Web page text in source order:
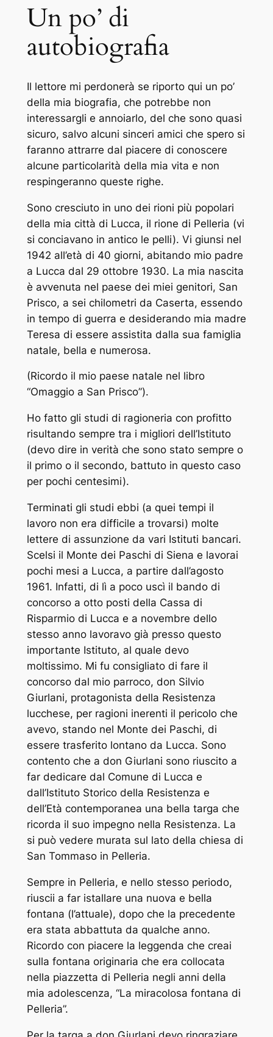
Un po’ di
autobiografia
Il lettore mi perdonerà se riporto qui un po’
della mia biografia, che potrebbe non
interessargli e annoiarlo, del che sono quasi
sicuro, salvo alcuni sinceri amici che spero si
faranno attrarre dal piacere di conoscere
alcune particolarità della mia vita e non
respingeranno queste righe.
Sono cresciuto in uno dei rioni più popolari
della mia città di Lucca, il rione di Pelleria (vi
si conciavano in antico le pelli). Vi giunsi nel
1942 all’età di 40 giorni, abitando mio padre
a Lucca dal 29 ottobre 1930. La mia nascita
è avvenuta nel paese dei miei genitori, San
Prisco, a sei chilometri da Caserta, essendo
in tempo di guerra e desiderando mia madre
Teresa di essere assistita dalla sua famiglia
natale, bella e numerosa.
(Ricordo il mio paese natale nel libro
“Omaggio a San Prisco”).
Ho fatto gli studi di ragioneria con profitto
risultando sempre tra i migliori dell’Istituto
(devo dire in verità che sono stato sempre o
il primo o il secondo, battuto in questo caso
per pochi centesimi).
Terminati gli studi ebbi (a quei tempi il
lavoro non era difficile a trovarsi) molte
lettere di assunzione da vari Istituti bancari.
Scelsi il Monte dei Paschi di Siena e lavorai
pochi mesi a Lucca, a partire dall’agosto
1961. Infatti, di lì a poco uscì il bando di
concorso a otto posti della Cassa di
Risparmio di Lucca e a novembre dello
stesso anno lavoravo già presso questo
importante Istituto, al quale devo
moltissimo. Mi fu consigliato di fare il
concorso dal mio parroco, don Silvio
Giurlani, protagonista della Resistenza
lucchese, per ragioni inerenti il pericolo che
avevo, stando nel Monte dei Paschi, di
essere trasferito lontano da Lucca. Sono
contento che a don Giurlani sono riuscito a
far dedicare dal Comune di Lucca e
dall’Istituto Storico della Resistenza e
dell’Età contemporanea una bella targa che
ricorda il suo impegno nella Resistenza. La
si può vedere murata sul lato della chiesa di
San Tommaso in Pelleria.
Sempre in Pelleria, e nello stesso periodo,
riuscii a far istallare una nuova e bella
fontana (l’attuale), dopo che la precedente
era stata abbattuta da qualche anno.
Ricordo con piacere la leggenda che creai
sulla fontana originaria che era collocata
nella piazzetta di Pelleria negli anni della
mia adolescenza, “La miracolosa fontana di
Pelleria”.